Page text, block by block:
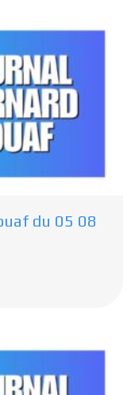
du 05 08